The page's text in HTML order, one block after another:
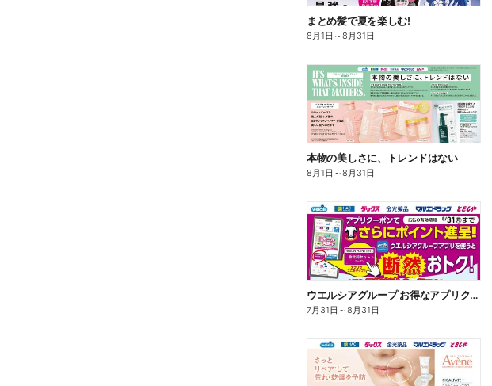
まとめ髪で夏を楽しむ!
8月1日 ～8月31日
本物の美しさに、トレンドはない
8月1日 ～8月31日
ウエルシアグループ お得なアプリクーポン
7月31日 ～8月31日